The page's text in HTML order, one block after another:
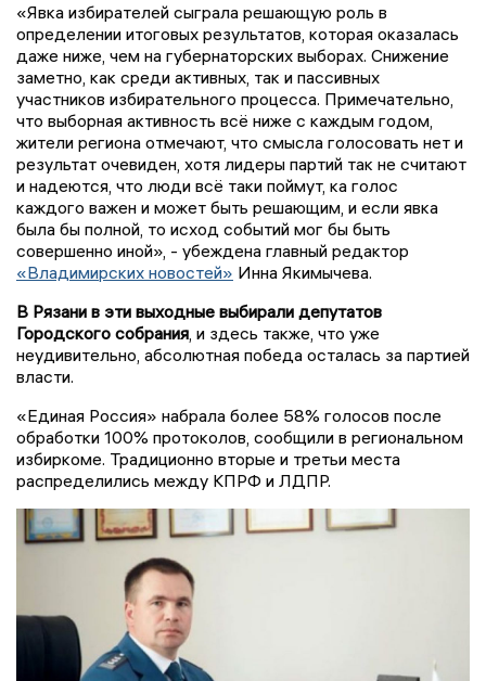
«Явка избирателей сыграла решающую роль в
определении итоговых результатов, которая оказалась
даже ниже, чем на губернаторских выборах. Снижение
заметно, как среди активных, так и пассивных
участников избирательного процесса. Примечательно,
что выборная активность всё ниже с каждым годом,
жители региона отмечают, что смысла голосовать нет и
результат очевиден, хотя лидеры партий так не считают
и надеются, что люди всё таки поймут, ка голос
каждого важен и может быть решающим, и если явка
была бы полной, то исход событий мог бы быть
совершенно иной», - убеждена главный редактор
«Владимирских новостей» Инна Якимычева.
В Рязани в эти выходные выбирали депутатов
Городского собрания, и здесь также, что уже
неудивительно, абсолютная победа осталась за партией
власти.
«Единая Россия» набрала более 58% голосов после
обработки 100% протоколов, сообщили в региональном
избиркоме. Традиционно вторые и третьи места
распределились между КПРФ и ЛДПР.